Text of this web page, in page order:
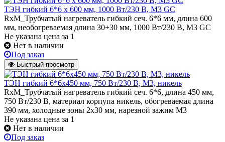
ТЭН гибкий 6*6 х 600 мм, 1000 Вт/230 В, M3 GC
RxM_Трубчатый нагреватель гибкий сеч. 6*6 мм, длина 600
мм, необогреваемая длина 30+30 мм, 1000 Вт/230 В, M3 GC
Не указана цена за 1
Нет в наличии
Под заказ
Быстрый просмотр
ТЭН гибкий 6*6х450 мм, 750 Вт/230 В, М3, никель
RxM_Трубчатый нагреватель гибкий сеч. 6*6, длина 450 мм,
750 Вт/230 В, материал корпупа никель, обогреваемая длина
390 мм, холодные зоны 2х30 мм, нарезной зажим М3
Не указана цена за 1
Нет в наличии
Под заказ